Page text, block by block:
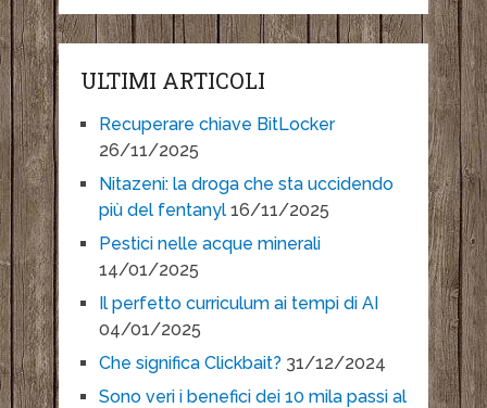
ULTIMI ARTICOLI
Recuperare chiave BitLocker
26/11/2025
Nitazeni: la droga che sta uccidendo
più del fentanyl 16/11/2025
Pestici nelle acque minerali
14/01/2025
Il perfetto curriculum ai tempi di AI
04/01/2025
Che significa Clickbait? 31/12/2024
Sono veri i benefici dei 10 mila passi al